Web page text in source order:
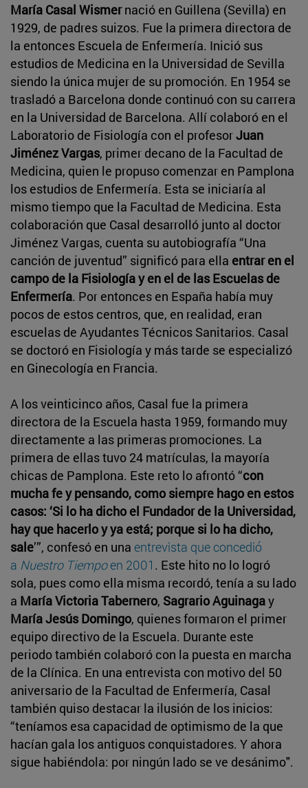
María Casal Wismernació en Guillena (Sevilla) en
1929, de padres suizos. Fue la primera directora de
la entonces Escuela de Enfermería. Inició sus
estudios de Medicina en la Universidad de Sevilla
siendo la única mujer de su promoción. En 1954 se
trasladó a Barcelona donde continuó con su carrera
en la Universidad de Barcelona. Allí colaboró en el
Laboratorio de Fisiología con el profesorJuan
Jiménez Vargas, primer decano de la Facultad de
Medicina, quien le propuso comenzar en Pamplona
los estudios de Enfermería. Esta se iniciaría al
mismo tiempo que la Facultad de Medicina. Esta
colaboración que Casal desarrolló junto al doctor
Jiménez Vargas, cuenta su autobiografía “Una
canción de juventud” significó para ella entrar en el
campo de la Fisiología y en el de las Escuelas de
Enfermería. Por entonces en España había muy
pocos de estos centros, que, en realidad, eran
escuelas de Ayudantes Técnicos Sanitarios. Casal
se doctoró en Fisiología y más tarde se especializó
en Ginecología en Francia.
A los veinticinco años, Casal fue la primera
directora de la Escuela hasta 1959, formando muy
directamente a las primeras promociones. La
primera de ellas tuvo 24 matrículas, la mayoría
chicas de Pamplona. Este reto lo afrontó “con
mucha fe y pensando, como siempre hago en estos
casos: ‘Si lo ha dicho el Fundador de la Universidad,
hay que hacerlo y ya está; porque si lo ha dicho,
sale’”, confesó en una entrevista que concedió
a Nuestro Tiempoen 2001 . Este hito no lo logró
sola, pues como ella misma recordó, tenía a su lado
a María Victoria Tabernero, Sagrario Aguinagay
María Jesús Domingo, quienes formaron el primer
equipo directivo de la Escuela. Durante este
periodo también colaboró con la puesta en marcha
de la Clínica. En una entrevista con motivo del 50
aniversario de la Facultad de Enfermería, Casal
también quiso destacar la ilusión de los inicios:
“teníamos esa capacidad de optimismo de la que
hacían gala los antiguos conquistadores. Y ahora
sigue habiéndola: por ningún lado se ve desánimo".